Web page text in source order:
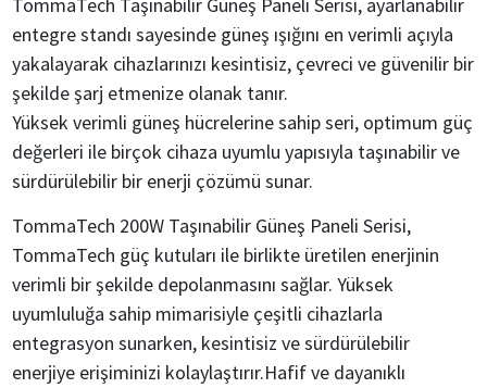
entegre standı sayesinde güneş ışığını en verimli açıyla
yakalayarak cihazlarınızı kesintisiz, çevreci ve güvenilir bir
şekilde şarj etmenize olanak tanır.
Yüksek verimli güneş hücrelerine sahip seri, optimum güç
değerleri ile birçok cihaza uyumlu yapısıyla taşınabilir ve
sürdürülebilir bir enerji çözümü sunar.
TommaTech 200W Taşınabilir Güneş Paneli Serisi,
TommaTech güç kutuları ile birlikte üretilen enerjinin
verimli bir şekilde depolanmasını sağlar. Yüksek
uyumluluğa sahip mimarisiyle çeşitli cihazlarla
entegrasyon sunarken, kesintisiz ve sürdürülebilir
enerjiye erişiminizi kolaylaştırır.Hafif ve dayanıklı